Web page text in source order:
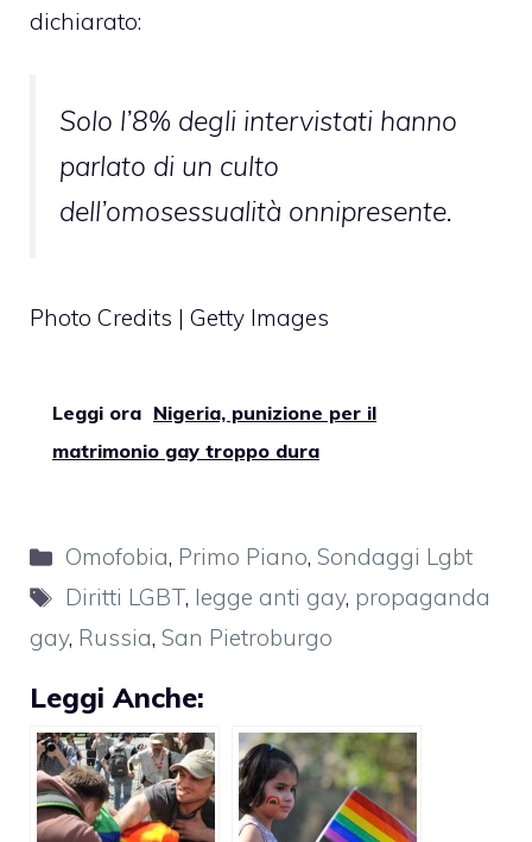
dichiarato:
Solo l’8% degli intervistati hanno
parlato di un culto
dell’omosessualità onnipresente.
Photo Credits | Getty Images
Leggi ora Nigeria, punizione per il
matrimonio gay troppo dura
Categorie
Omofobia, Primo Piano,Sondaggi Lgbt
Tag
Diritti LGBT, legge anti gay, propaganda
gay, Russia, San Pietroburgo
Leggi Anche: